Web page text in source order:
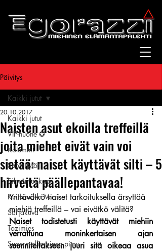
Päivitys
Kaikki jutut
VIP-huone ✪
Kolumnit
Suomitytöt
Silmänruokaa
Kuukauden Mirri
Sarjakuva
Tozimies
Supermallimainen pimu
Kaikki jutut
Naisten asut ekoilla treffeillä
joita miehet eivät vain voi
sietää: naiset käyttävät silti – 5
hirveitä päällepantavaa!
20.10.2017
Yrittävätkö naiset tarkoituksella ärsyttää
miehiä treffeillä – vai eivätkö välitä?
Naiset todistetusti käyttävät miehiin
verrattuna moninkertaisen ajan
suunnitellakseen juuri sitä oikeaa asua